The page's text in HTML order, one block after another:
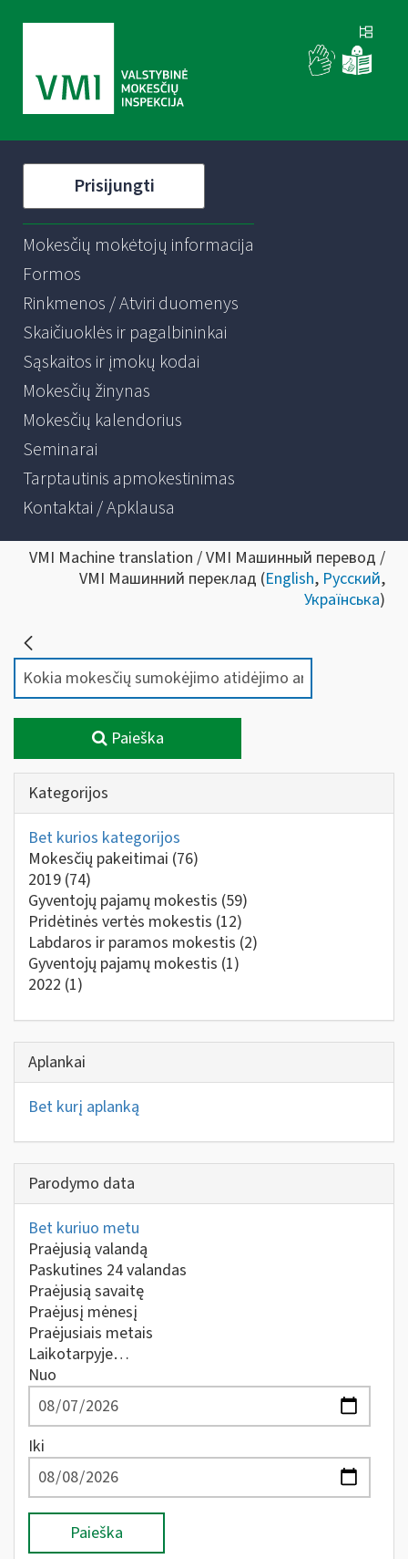
Prisijungti
Mokesčių mokėtojų informacija
Formos
Rinkmenos / Atviri duomenys
Skaičiuoklės ir pagalbininkai
Sąskaitos ir įmokų kodai
Mokesčių žinynas
Mokesčių kalendorius
Seminarai
Tarptautinis apmokestinimas
Kontaktai / Apklausa
VMI Machine translation / VMI Машинный перевод /
VMI Машинний переклад (English, Русский,
Українська)
Paieška
Kategorijos
Bet kurios kategorijos
Mokesčių pakeitimai (76)
2019 (74)
Gyventojų pajamų mokestis (59)
Pridėtinės vertės mokestis (12)
Labdaros ir paramos mokestis (2)
Gyventojų pajamų mokestis (1)
2022 (1)
Aplankai
Bet kurį aplanką
Parodymo data
Bet kuriuo metu
Praėjusią valandą
Paskutines 24 valandas
Praėjusią savaitę
Praėjusį mėnesį
Praėjusiais metais
Laikotarpyje…
Nuo
Iki
Paieška